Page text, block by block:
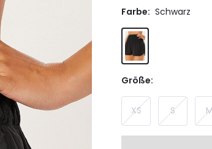
Farbe: Schwarz
Größe:
XS S